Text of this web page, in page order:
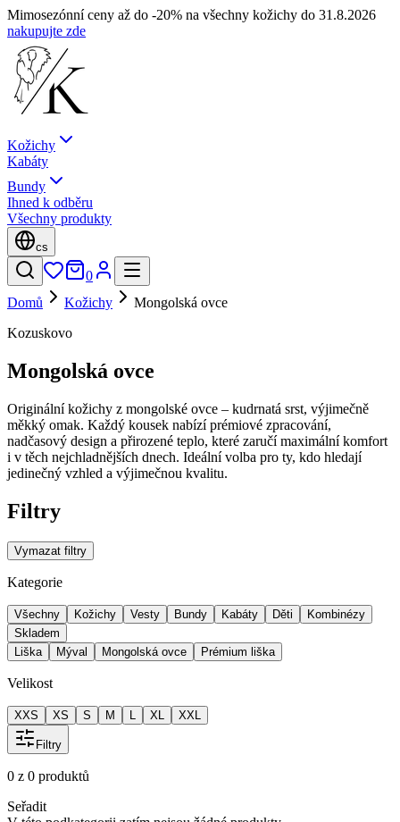
Mimosezónní ceny až do -20% na všechny kožichy do 31.8.2026
nakupujte zde
Kožichy
Kabáty
Bundy
Ihned k odběru
Všechny produkty
cs
0
Domů
Kožichy
Mongolská ovce
Kozuskovo
Mongolská ovce
Originální kožichy z mongolské ovce – kudrnatá srst, výjimečně
měkký omak. Každý kousek nabízí prémiové zpracování,
nadčasový design a přirozené teplo, které zaručí maximální komfort
i v těch nejchladnějších dnech. Ideální volba pro ty, kdo hledají
jedinečný vzhled a výjimečnou kvalitu.
Filtry
Vymazat filtry
Kategorie
Všechny Kožichy Vesty Bundy Kabáty Děti
Kombinézy
Skladem
Liška
Mýval Mongolská ovce Prémium liška
Velikost
XXS XS S M L XL XXL
Filtry
0 z 0 produktů
Seřadit